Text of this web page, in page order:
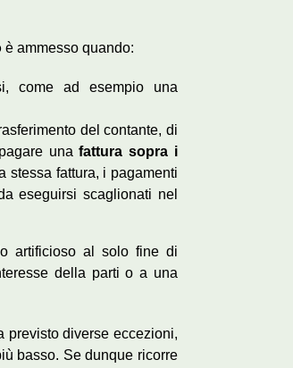
è ammesso quando:
come ad esempio una
del contante, di
unafattura sopra i
stessa fattura, i pagamenti
eseguirsi scaglionati nel
artificioso al solo fine di
della parti o a una
previsto diverse eccezioni,
basso. Se dunque ricorre